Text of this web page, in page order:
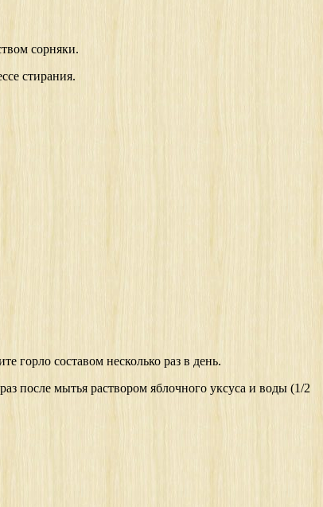
сорняки.
стирания.
горло составом несколько раз в день.
после мытья раствором яблочного уксуса и воды (1/2